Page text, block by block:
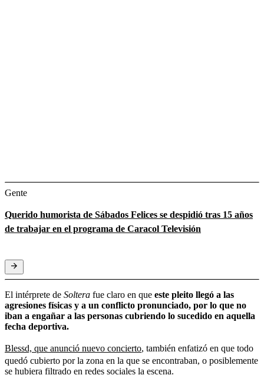
Gente
Querido humorista de Sábados Felices se despidió tras 15 años
de trabajar en el programa de Caracol Televisión
El intérprete de Soltera fue claro en que este pleito llegó a las
agresiones físicas y a un conflicto pronunciado, por lo que no
iban a engañar a las personas cubriendo lo sucedido en aquella
fecha deportiva.
Blessd, que anunció nuevo concierto, también enfatizó en que todo
quedó cubierto por la zona en la que se encontraban, o posiblemente
se hubiera filtrado en redes sociales la escena.